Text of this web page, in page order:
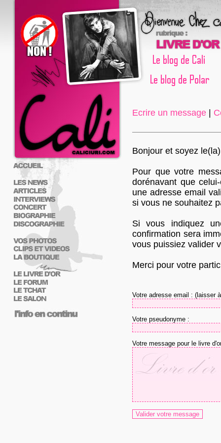
Ecrire un message
Bonjour et soyez
Pour que votre
dorénavant que
une adresse email
si vous ne souhaitez
Si vous indiquez
confirmation sera
vous puissiez valider
Merci pour votre
Votre adresse email : (laisser
Votre pseudonyme :
Votre message pour le livre